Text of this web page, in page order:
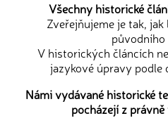
Všechny historické
Zveřejňujeme je tak,
V historických článcích
jazykové úpravy podle
Námi vydávané historické
pocházejí z